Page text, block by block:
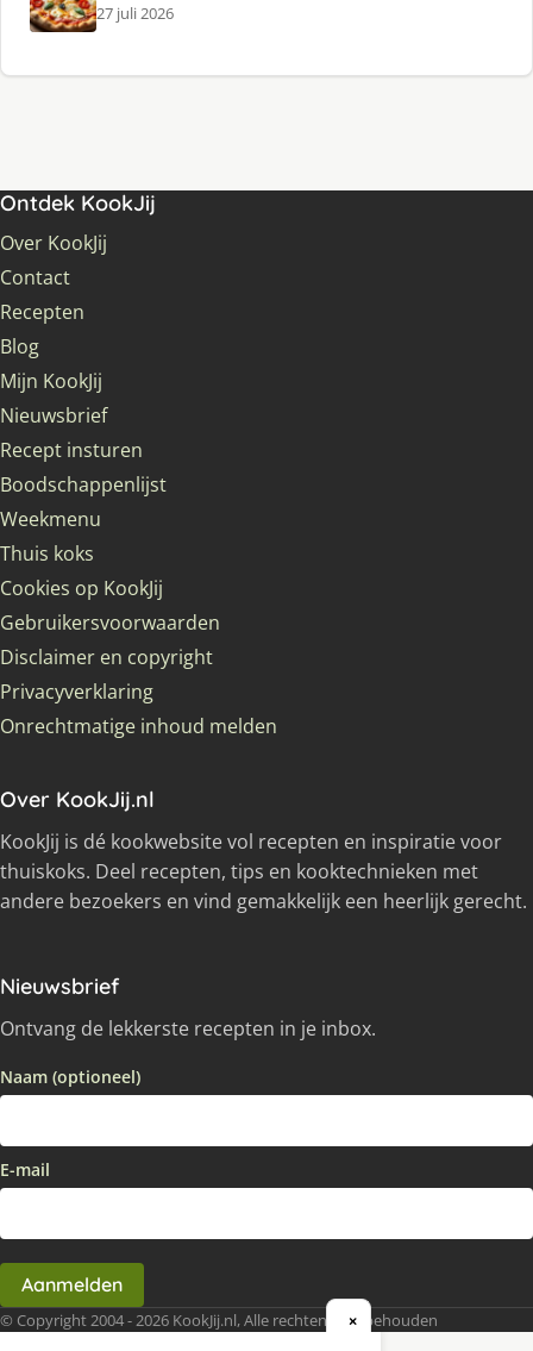
27 juli 2026
Ontdek KookJij
Over KookJij
Contact
Recepten
Blog
Mijn KookJij
Nieuwsbrief
Recept insturen
Boodschappenlijst
Weekmenu
Thuis koks
Cookies op KookJij
Gebruikersvoorwaarden
Disclaimer en copyright
Privacyverklaring
Onrechtmatige inhoud melden
Over KookJij.nl
KookJij is dé kookwebsite vol recepten en inspiratie voor
thuiskoks. Deel recepten, tips en kooktechnieken met
andere bezoekers en vind gemakkelijk een heerlijk gerecht.
Nieuwsbrief
Ontvang de lekkerste recepten in je inbox.
Naam (optioneel)
E-mail
Aanmelden
© Copyright 2004 - 2026 KookJij.nl, Alle rechten voorbehouden
×